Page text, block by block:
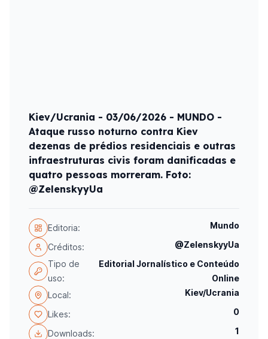
Kiev/Ucrania - 03/06/2026 - MUNDO -
Ataque russo noturno contra Kiev
dezenas de prédios residenciais e outras
infraestruturas civis foram danificadas e
quatro pessoas morreram. Foto:
@ZelenskyyUa
Editoria: Mundo
Créditos:
@ZelenskyyUa
Tipo de
uso:
Editorial Jornalístico e Conteúdo
Online
Local:
Kiev/Ucrania
Likes: 0
Downloads: 1